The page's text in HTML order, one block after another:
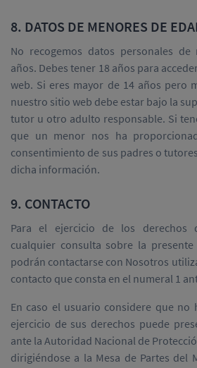
8. DATOS DE MENORES DE
No recogemos datos personales
años. Debes tener 18 años para
web. Si eres mayor de 14 años pero
nuestro sitio web debe estar bajo la
tutor u otro adulto responsable. Si
que un menor nos ha
consentimiento de sus padres o
dicha información.
9. CONTACTO
Para el ejercicio de los derechos
cualquier consulta sobre la
podrán contactarse con Nosotros
contacto que consta en el numeral 1
En caso el usuario considere que
ejercicio de sus derechos puede
ante la Autoridad Nacional de
dirigiéndose a la Mesa de Partes del